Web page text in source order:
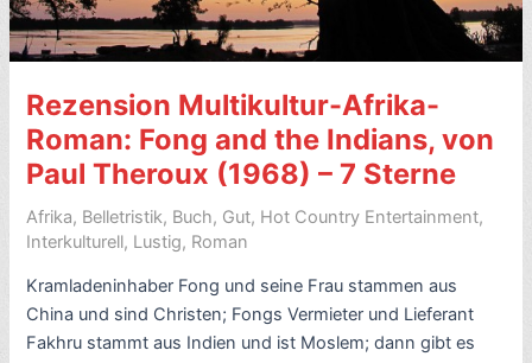
8/10
Rezension Multikultur-Afrika-
Roman: Fong and the Indians, von
Paul Theroux (1968) – 7 Sterne
Afrika, Belletristik, Buch, Gut, Hot Country Entertainment,
Interkulturell, Lustig, Roman
Kramladeninhaber Fong und seine Frau stammen aus
China und sind Christen; Fongs Vermieter und Lieferant
Fakhru stammt aus Indien und ist Moslem; dann gibt es